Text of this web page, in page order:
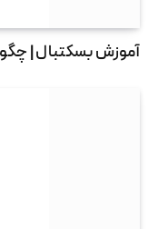
آموزش بسکتبال |